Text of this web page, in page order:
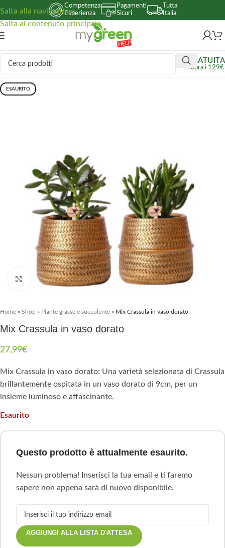
Salta alla navigazione
Salta al contenuto principale
Competenza
Esperienza
Pagamenti
Sicuri
Tutta
Italia
GRATUITA
sopra i 129€
ESAURITO
Clicca per ingrandire
Home » Shop » Piante grasse e succulente » Mix Crassula in vaso dorato
Mix Crassula in vaso dorato
27,99€
Mix Crassula in vaso dorato: Una varietà selezionata di Crassula
brillantemente ospitata in un vaso dorato di 9cm, per un
insieme luminoso e affascinante.
Esaurito
Questo prodotto è attualmente esaurito.
Nessun problema! Inserisci la tua email e ti faremo
sapere non appena sarà di nuovo disponibile.
AGGIUNGI ALLA LISTA D'ATTESA